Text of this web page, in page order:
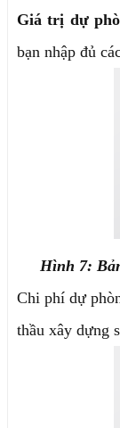
Giá trị dự
bạn nhập đủ
Hình 7:
Chi phí dự
thầu xây dựng